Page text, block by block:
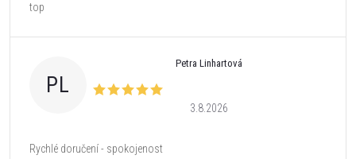
top
PL
Petra Linhartová
3.8.2026
Rychlé doručení - spokojenost